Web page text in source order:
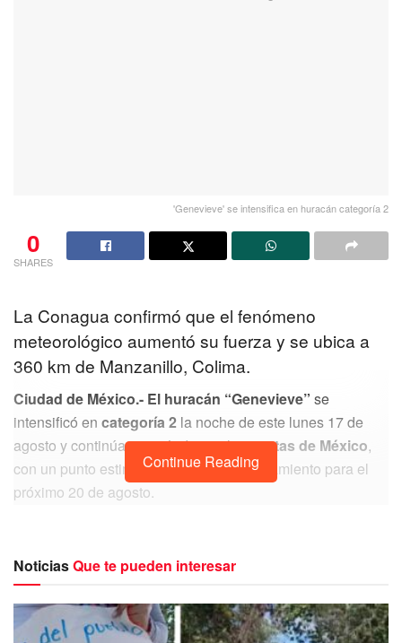
'Genevieve' se intensifica en huracán categoría 2
0
SHARES
La Conagua confirmó que el fenómeno
meteorológico aumentó su fuerza y se ubica a
360 km de Manzanillo, Colima.
Ciudad de México.- El huracán “Genevieve” se
intensificó en categoría 2 la noche de este lunes 17 de
agosto y continúa acercándose a lascostas de México,
con un punto estimado de máximo acercamiento para el
próximo 20 de agosto.
Manzanillo, Colima, y 805 kilómetros al sureste de Cabo
San Lucas, Baja California Sur (BCS).
El fenómeno meteorológico registra vientos máximos
sostenidos de 160 kilómetros por hora, con rachas de 185
Continue Reading
NoticiasQue te pueden interesar